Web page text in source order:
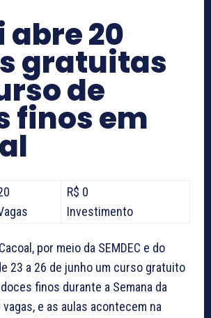
abre 20
gratuitas
de
finos em
R$ 0
Investimento
por meio da SEMDEC e do
23 a 26 de junho um curso gratuito
finos durante a Semana da
vagas, e as aulas acontecem na